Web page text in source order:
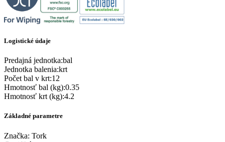
Logistické údaje
Predajná jednotka:bal
Jednotka balenia:krt
Počet bal v krt:12
Hmotnosť bal (kg):0.35
Hmotnosť krt (kg):4.2
Základné parametre
Značka: Tork